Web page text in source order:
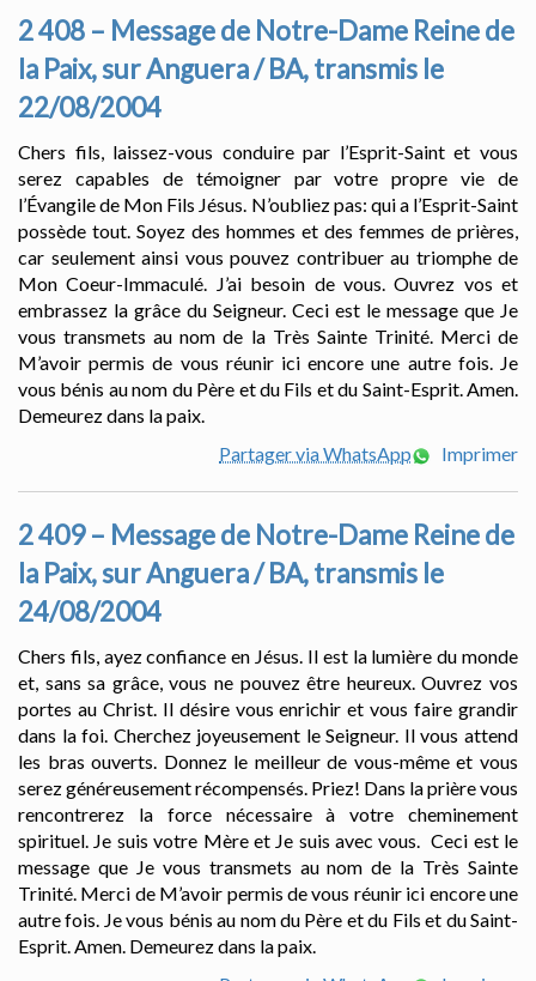
2 408 – Message de Notre-Dame Reine de
la Paix, sur Anguera / BA, transmis le
22/08/2004
Chers fils, laissez-vous conduire par l’Esprit-Saint et vous
serez capables de témoigner par votre propre vie de
l’Évangile de Mon Fils Jésus. N’oubliez pas: qui a l’Esprit-Saint
possède tout. Soyez des hommes et des femmes de prières,
car seulement ainsi vous pouvez contribuer au triomphe de
Mon Coeur-Immaculé. J’ai besoin de vous. Ouvrez vos et
embrassez la grâce du Seigneur. Ceci est le message que Je
vous transmets au nom de la Très Sainte Trinité. Merci de
M’avoir permis de vous réunir ici encore une autre fois. Je
vous bénis au nom du Père et du Fils et du Saint-Esprit. Amen.
Demeurez dans la paix.
Partager via WhatsApp
Imprimer
2 409 – Message de Notre-Dame Reine de
la Paix, sur Anguera / BA, transmis le
24/08/2004
Chers fils, ayez confiance en Jésus. Il est la lumière du monde
et, sans sa grâce, vous ne pouvez être heureux. Ouvrez vos
portes au Christ. Il désire vous enrichir et vous faire grandir
dans la foi. Cherchez joyeusement le Seigneur. Il vous attend
les bras ouverts. Donnez le meilleur de vous-même et vous
serez généreusement récompensés. Priez! Dans la prière vous
rencontrerez la force nécessaire à votre cheminement
spirituel. Je suis votre Mère et Je suis avec vous. Ceci est le
message que Je vous transmets au nom de la Très Sainte
Trinité. Merci de M’avoir permis de vous réunir ici encore une
autre fois. Je vous bénis au nom du Père et du Fils et du Saint-
Esprit. Amen. Demeurez dans la paix.